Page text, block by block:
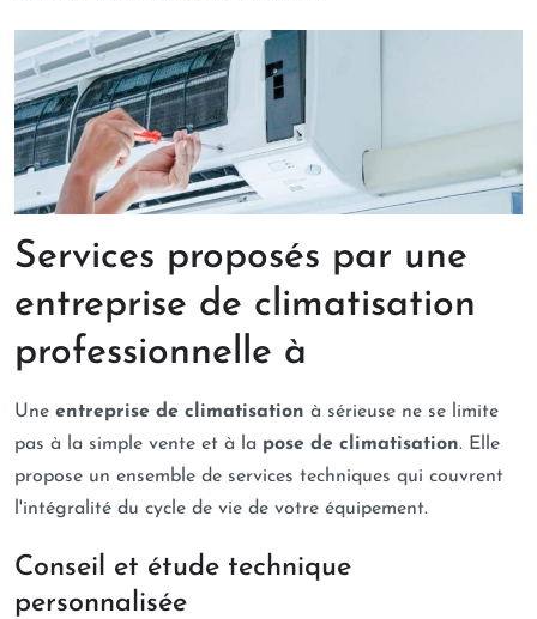
Services proposés par une
entreprise de climatisation
professionnelle à
Une entreprise de climatisation à sérieuse ne se limite
pas à la simple vente et à la pose de climatisation. Elle
propose un ensemble de services techniques qui couvrent
l'intégralité du cycle de vie de votre équipement.
Conseil et étude technique
personnalisée